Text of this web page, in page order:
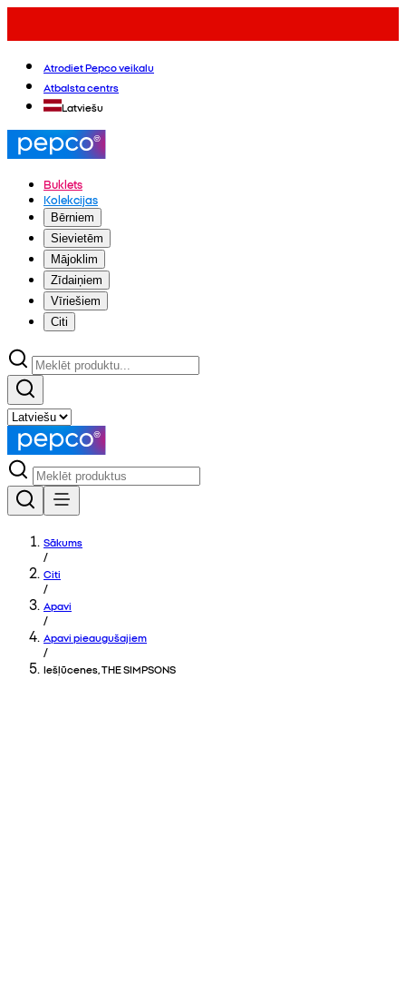
Atrodiet Pepco veikalu
Atbalsta centrs
Latviešu
Buklets
Kolekcijas
Bērniem
Sievietēm
Mājoklim
Zīdaiņiem
Vīriešiem
Citi
Sākums
/
Citi
/
Apavi
/
Apavi pieaugušajiem
/
Iešļūcenes, THE SIMPSONS